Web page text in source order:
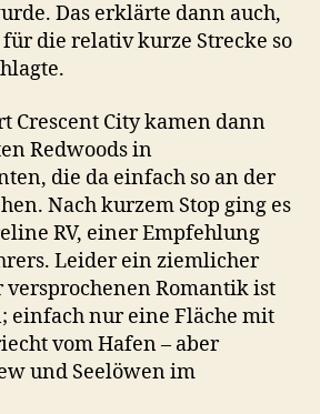
Das erklärte dann auch,
die relativ kurze Strecke so
Crescent City kamen dann
Redwoods in
die da einfach so an der
Nach kurzem Stop ging es
RV, einer Empfehlung
Leider ein ziemlicher
Romantik ist
einfach nur eine Fläche mit
vom Hafen – aber
und Seelöwen im